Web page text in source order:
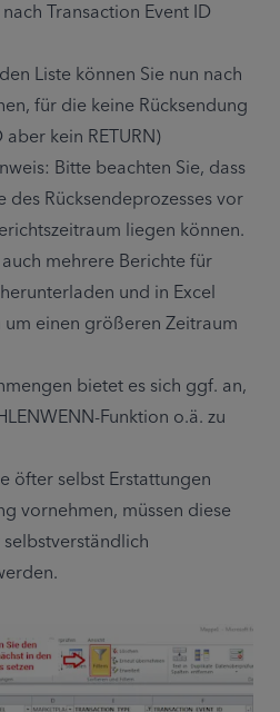
Transaction Event ID
Liste können Sie nun nach
für die keine Rücksendung
kein RETURN)
Bitte beachten Sie, dass
des Rücksendeprozesses vor
liegen können.
mehrere Berichte für
und in Excel
einen größeren Zeitraum
bietet es sich ggf. an,
Funktion o.ä. zu
öfter selbst Erstattungen
vornehmen, müssen diese